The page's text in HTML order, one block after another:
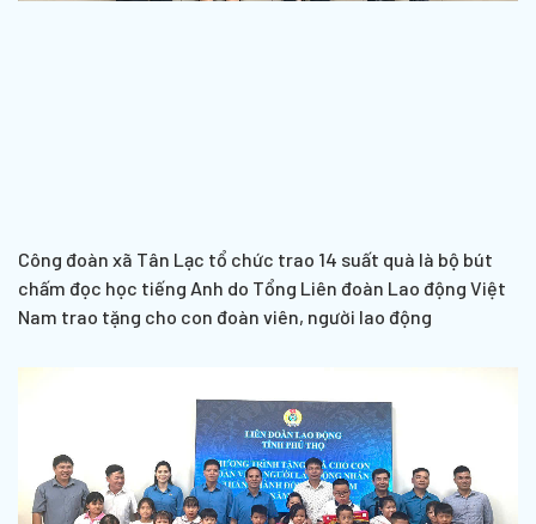
Công đoàn xã Tân Lạc tổ chức trao 14 suất quà là bộ bút
chấm đọc học tiếng Anh do Tổng Liên đoàn Lao động Việt
Nam trao tặng cho con đoàn viên, người lao động